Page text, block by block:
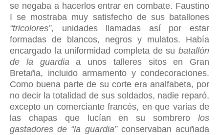
se negaba a hacerlos entrar en combate. Faustino
I se mostraba muy satisfecho de sus batallones
“tricolores”, unidades llamadas así por estar
formadas de blancos, negros y mulatos. Había
encargado la uniformidad completa de su batallón
de la guardia a unos talleres sitos en Gran
Bretaña, incluido armamento y condecoraciones.
Como buena parte de su corte era analfabeta, por
no decir la totalidad de sus soldados, nadie reparó,
excepto un comerciante francés, en que varias de
las chapas que lucían en su sombrero los
gastadores de “la guardia”conservaban acuñada